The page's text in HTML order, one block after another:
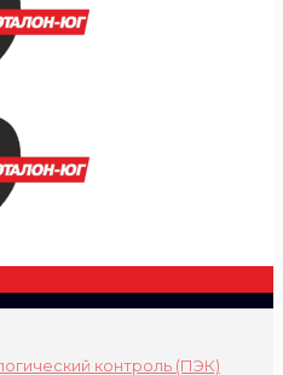
контроль (ПЭК)